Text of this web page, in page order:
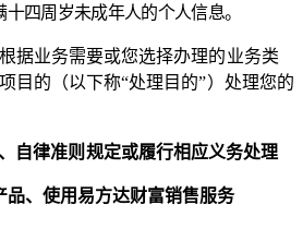
四周岁未成年人的个人信息。
据业务需要或您选择办理的业务类
目的（以下称“处理目的”）处理您的
自律准则规定或履行相应义务处理
品、使用易方达财富销售服务